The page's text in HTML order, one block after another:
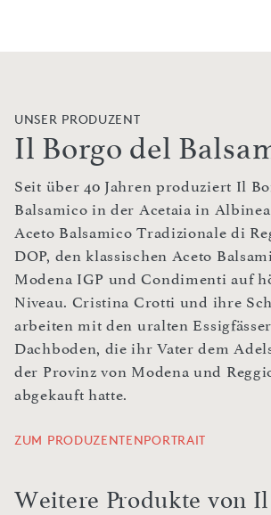
UNSER PRODUZENT
Il Borgo del
Seit über 40 Jahren produziert Il
Balsamico in der Acetaia in
Aceto Balsamico Tradizionale di
DOP, den klassischen Aceto
Modena IGP und Condimenti auf
Niveau. Cristina Crotti und ihre
arbeiten mit den uralten
Dachboden, die ihr Vater dem
der Provinz von Modena und
abgekauft hatte.
ZUM PRODUZENTENPORTRAIT
Weitere Produkte von